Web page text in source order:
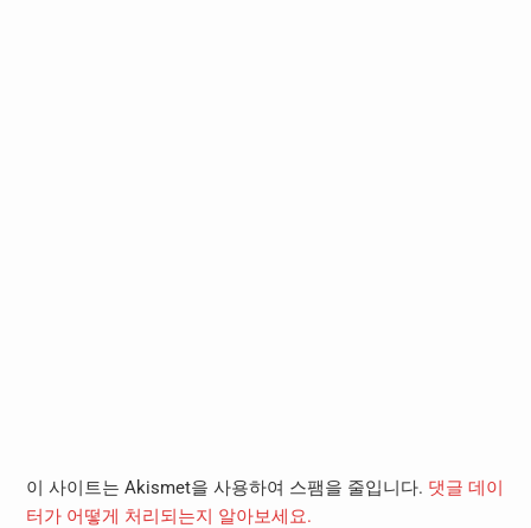
이 사이트는 Akismet을 사용하여 스팸을 줄입니다. 댓글 데이
터가 어떻게 처리되는지 알아보세요.